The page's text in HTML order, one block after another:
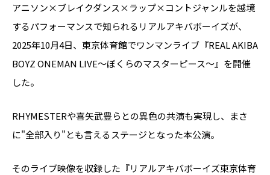
アニソン×ブレイクダンス×ラップ×コント――ジャンルを越境
するパフォーマンスで知られるリアルアキバボーイズが、
2025年10月4日、東京体育館でワンマンライブ『REAL AKIBA
BOYZ ONEMAN LIVE～ぼくらのマスターピース～』を開催
した。
RHYMESTERや喜矢武豊らとの異色の共演も実現し、まさ
に"全部入り"とも言えるステージとなった本公演。
そのライブ映像を収録した『リアルアキバボーイズ東京体育